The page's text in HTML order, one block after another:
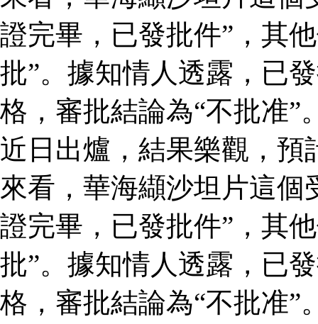
證完畢，已發批件”，其
批”。據知情人透露，已
格，審批結論為“不批准”
近日出爐，結果樂觀，預
來看，華海纈沙坦片這個
證完畢，已發批件”，其
批”。據知情人透露，已
格，審批結論為“不批准”